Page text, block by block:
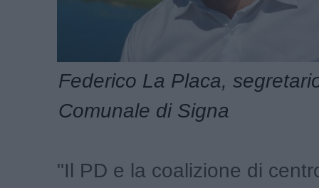
Federico La Placa,
Comunale di Signa
"Il PD e la coalizione di